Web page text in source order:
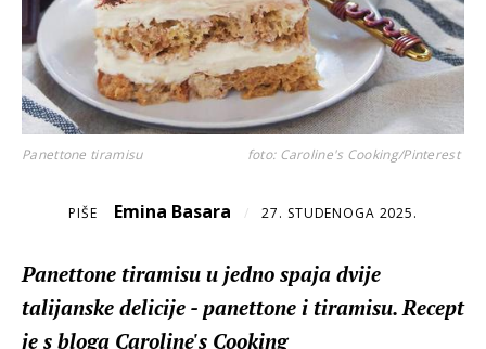
Panettone tiramisu foto: Caroline's Cooking/Pinterest
PIŠE Emina Basara / 27. STUDENOGA 2025.
Panettone tiramisu u jedno spaja dvije
talijanske delicije - panettone i tiramisu. Recept
je s bloga Caroline's Cooking